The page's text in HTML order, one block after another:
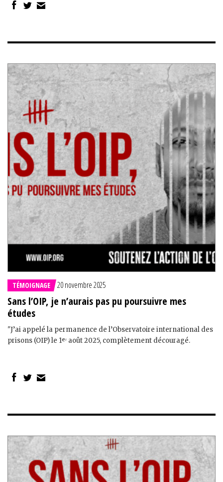
TÉMOIGNAGE 20 novembre 2025
Sans l’OIP, je n’aurais pas pu poursuivre mes
études
"J’ai appelé la permanence de l’Observatoire international des
prisons (OIP) le 1ᵉʳ août 2025, complètement découragé.